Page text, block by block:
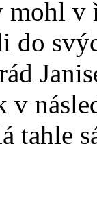
mohl
do
v
tahle